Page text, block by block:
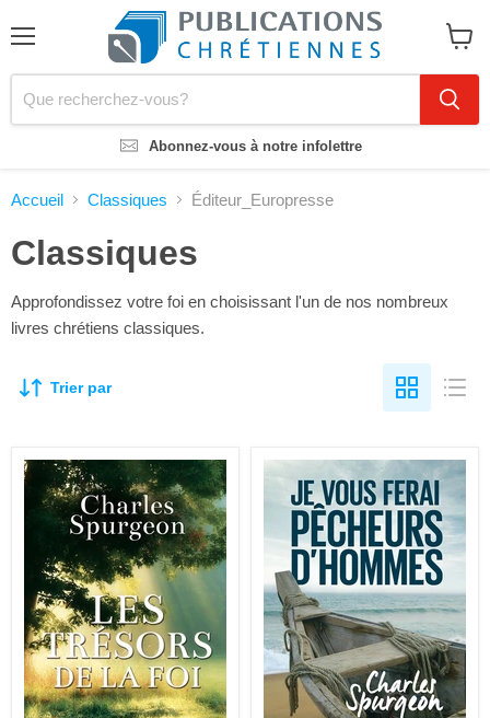
Abonnez-vous à notre infolettre
le
panier
Accueil Classiques Éditeur_Europresse
Classiques
Approfondissez votre foi en choisissant l'un de nos nombreux
livres chrétiens classiques.
Trier par